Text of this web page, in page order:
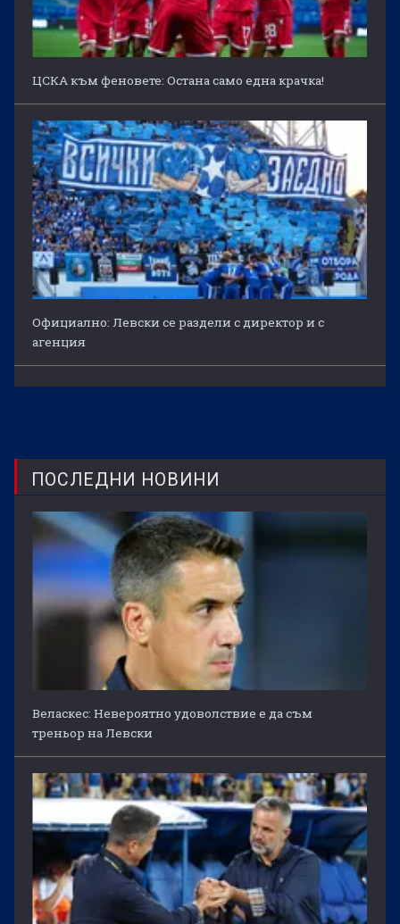
ЦСКА към феновете: Остана само една крачка!
Официално: Левски се раздели с директор и с
агенция
ПОСЛЕДНИ НОВИНИ
Веласкес: Невероятно удоволствие е да съм
треньор на Левски